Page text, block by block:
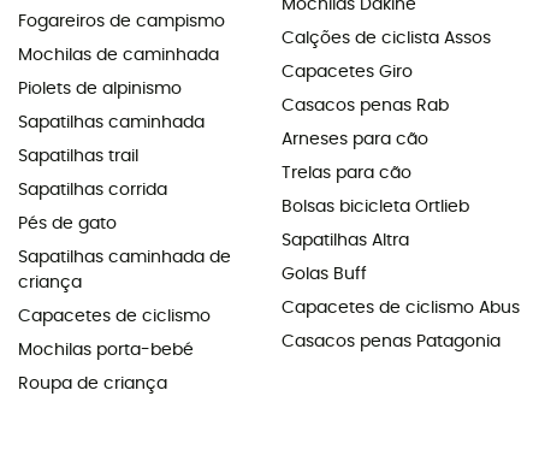
Fogareiros de campismo
Mochilas de caminhada
Piolets de alpinismo
Sapatilhas caminhada
Sapatilhas trail
Sapatilhas corrida
Pés de gato
Sapatilhas caminhada de
criança
Capacetes de ciclismo
Mochilas porta-bebé
Roupa de criança
Mochilas Dakine
Calções de ciclista Assos
Capacetes Giro
Casacos penas Rab
Arneses para cão
Trelas para cão
Bolsas bicicleta Ortlieb
Sapatilhas Altra
Golas Buff
Capacetes de ciclismo Abus
Casacos penas Patagonia